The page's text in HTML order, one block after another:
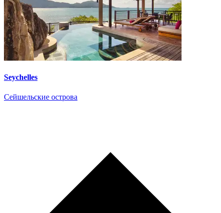
Seychelles
Сейшельские острова